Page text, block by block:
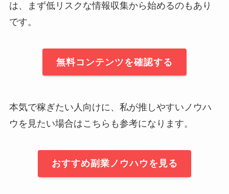
は、まず低リスクな情報収集から始めるのもあり
です。
無料コンテンツを確認する
本気で稼ぎたい人向けに、私が推しやすいノウハ
ウを見たい場合はこちらも参考になります。
おすすめ副業ノウハウを見る